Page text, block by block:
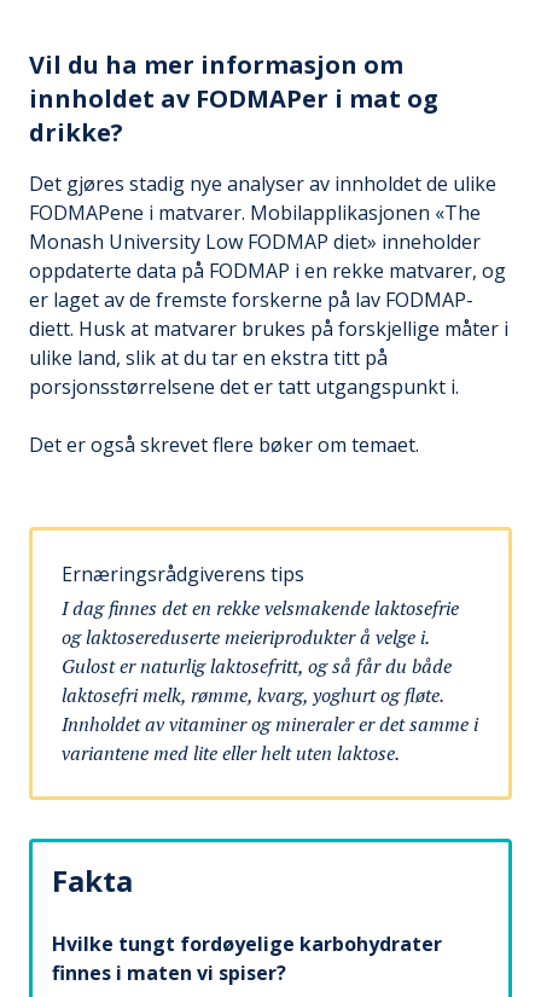
Vil du ha mer informasjon om
innholdet av FODMAPer i mat og
drikke?
Det gjøres stadig nye analyser av innholdet de ulike
FODMAPene i matvarer. Mobilapplikasjonen «The
Monash University Low FODMAP diet» inneholder
oppdaterte data på FODMAP i en rekke matvarer, og
er laget av de fremste forskerne på lav FODMAP-
diett. Husk at matvarer brukes på forskjellige måter i
ulike land, slik at du tar en ekstra titt på
porsjonsstørrelsene det er tatt utgangspunkt i.
Det er også skrevet flere bøker om temaet.
Ernæringsrådgiverens tips
I dag finnes det en rekke velsmakende laktosefrie
og laktosereduserte meieriprodukter å velge i.
Gulost er naturlig laktosefritt, og så får du både
laktosefri melk, rømme, kvarg, yoghurt og fløte.
Innholdet av vitaminer og mineraler er det samme i
variantene med lite eller helt uten laktose.
Fakta
Hvilke tungt fordøyelige karbohydrater
finnes i maten vi spiser?